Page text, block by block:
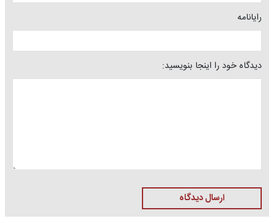
رایانامه
دیدگاه خود را اینجا بنویسید:
ارسال دیدگاه